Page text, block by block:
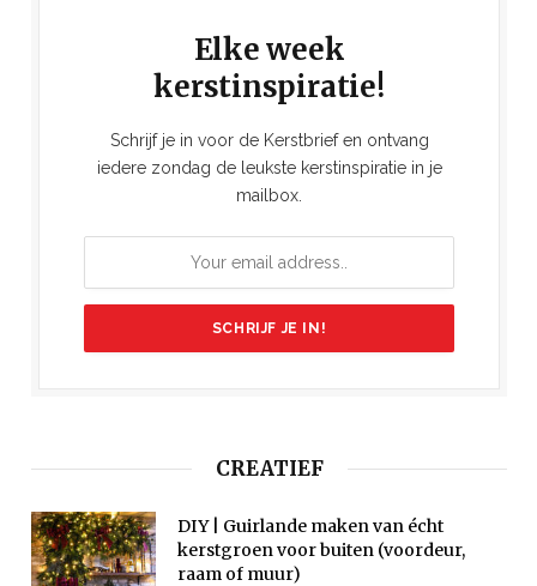
Elke week
kerstinspiratie!
Schrijf je in voor de Kerstbrief en ontvang
iedere zondag de leukste kerstinspiratie in je
mailbox.
CREATIEF
DIY | Guirlande maken van écht
kerstgroen voor buiten (voordeur,
raam of muur)